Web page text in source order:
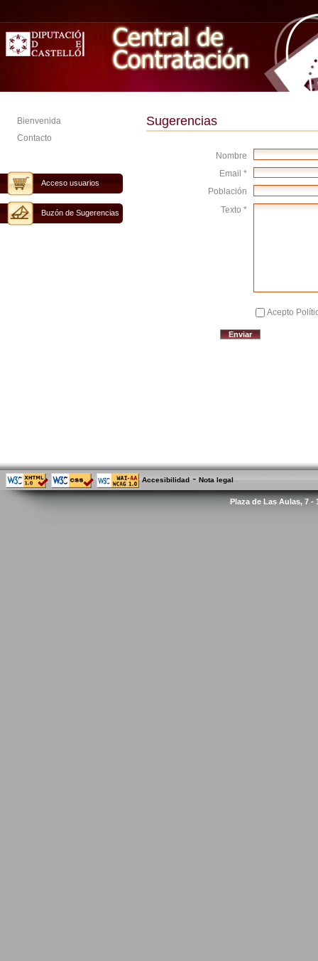
Bienvenida
Contacto
Acceso usuarios
Buzón de Sugerencias
Sugerencias
Nombre
Email *
Población
Texto *
Acepto
Accesibilidad - Nota legal
Plaza de Las Aulas, 7 -